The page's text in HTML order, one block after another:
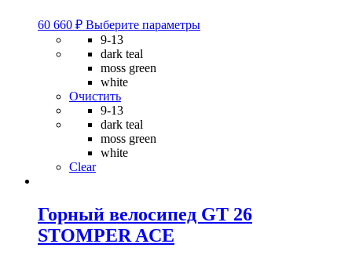
60 660 ₽ Выберите параметрыЭтот
9-13
dark teal
moss green
white
Очистить
9-13
dark teal
moss green
white
Clear
Горный велосипед GT 26
STOMPER ACE